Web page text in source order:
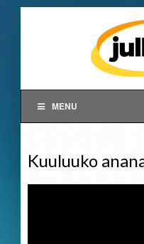
MENU
Kuuluuko